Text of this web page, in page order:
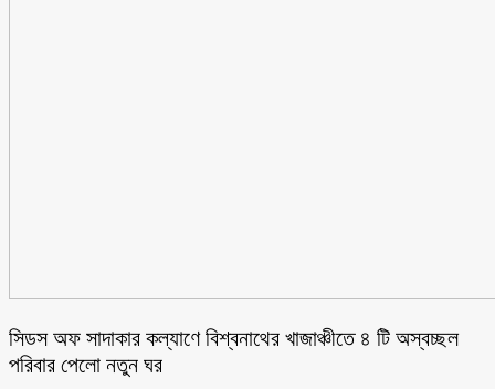
সিডস অফ সাদাকার কল্যাণে বিশ্বনাথের খাজাঞ্চীতে ৪ টি অস্বচ্ছল
পরিবার পেলো নতুন ঘর